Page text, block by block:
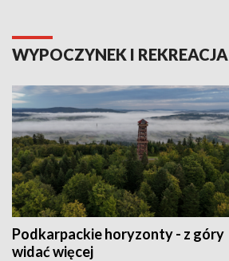
WYPOCZYNEK I REKREACJA
Podkarpackie horyzonty - z góry
widać więcej